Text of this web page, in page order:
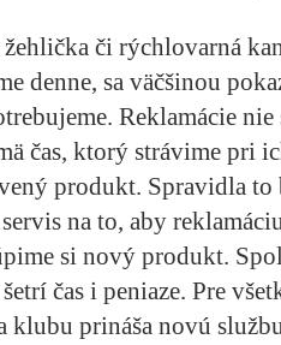
či rýchlovarná
denne, sa väčšinou
Reklamácie
čas, ktorý strávime pri
produkt. Spravidla
na to, aby
si nový produkt.
čas i peniaze. Pre
prináša novú